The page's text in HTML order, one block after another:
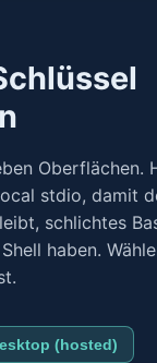
Oberflächen.
stdio, damit
schlichtes
haben.
(hosted)